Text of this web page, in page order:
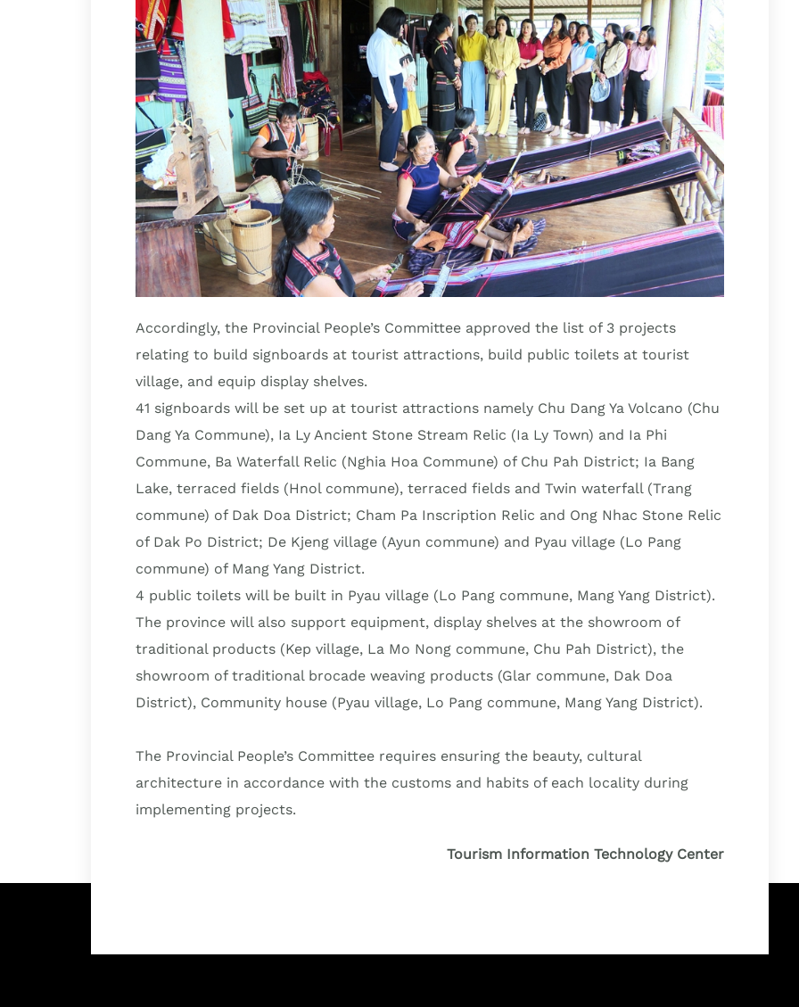
Accordingly, the Provincial People’s Committee approved the list of 3 projects
relating to build signboards at tourist attractions, build public toilets at tourist
village, and equip display shelves.
41 signboards will be set up at tourist attractions namely Chu Dang Ya Volcano (Chu
Dang Ya Commune), Ia Ly Ancient Stone Stream Relic (Ia Ly Town) and Ia Phi
Commune, Ba Waterfall Relic (Nghia Hoa Commune) of Chu Pah District; Ia Bang
Lake, terraced fields (Hnol commune), terraced fields and Twin waterfall (Trang
commune) of Dak Doa District; Cham Pa Inscription Relic and Ong Nhac Stone Relic
of Dak Po District; De Kjeng village (Ayun commune) and Pyau village (Lo Pang
commune) of Mang Yang District.
4 public toilets will be built in Pyau village (Lo Pang commune, Mang Yang District).
The province will also support equipment, display shelves at the showroom of
traditional products (Kep village, La Mo Nong commune, Chu Pah District), the
showroom of traditional brocade weaving products (Glar commune, Dak Doa
District), Community house (Pyau village, Lo Pang commune, Mang Yang District).
The Provincial People’s Committee requires ensuring the beauty, cultural
architecture in accordance with the customs and habits of each locality during
implementing projects.
Tourism Information Technology Center